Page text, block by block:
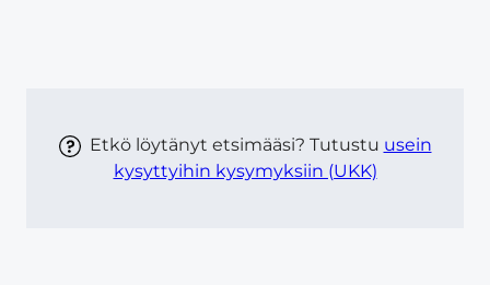
Etkö löytänyt etsimääsi? Tutustu usein
kysyttyihin kysymyksiin (UKK)